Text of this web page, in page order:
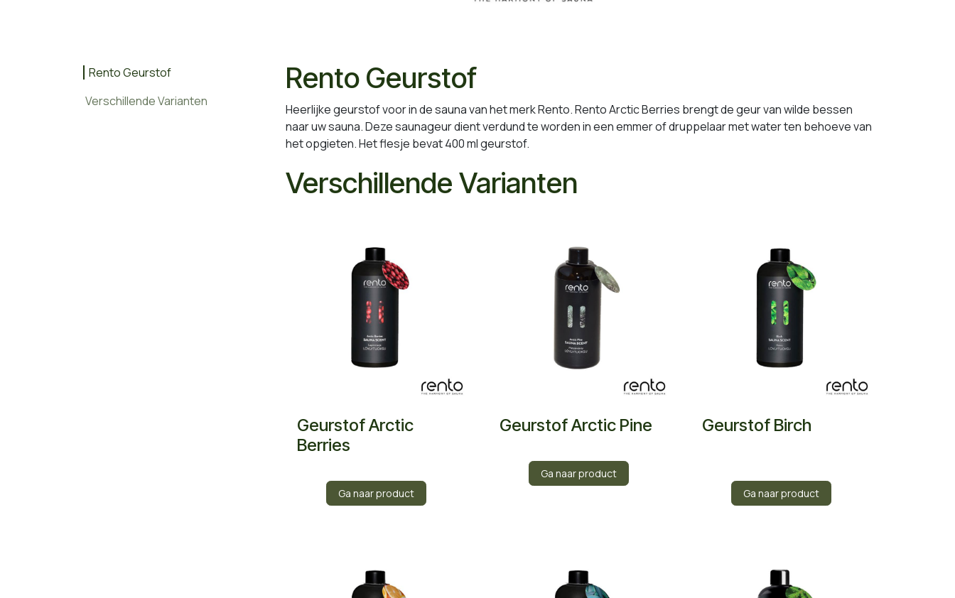
Rento Geurstof
Verschillende Varianten
Rento Geurstof
Heerlijke geurstof voor in de sauna van het merk Rento. Rento Arctic Berries brengt de geur van wilde bessen
naar uw sauna. Deze saunageur dient verdund te worden in een emmer of druppelaar met water ten behoeve van
het opgieten. Het flesje bevat 400 ml geurstof.
Verschillende Varianten
Geurstof Arctic
Berries
Ga naar product
Geurstof Arctic Pine
Ga naar product
Geurstof Birch
Ga naar product